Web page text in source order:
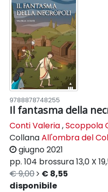
9788878748255
Il fantasma della
Conti Valeria,Scoppola
CollanaAll'ombra del
giugno 2021
pp. 104 brossura13,0 X
€ 9,00
€ 8,55
disponibile